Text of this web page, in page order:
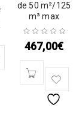
de 50 m²/125
m³ max
467,00€